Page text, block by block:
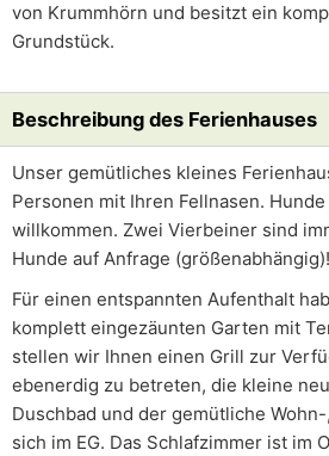
von Krummhörn und besitzt ein
Grundstück.
Beschreibung des Ferienhauses
Unser gemütliches kleines
Personen mit Ihren Fellnasen.
willkommen. Zwei Vierbeiner sind
Hunde auf Anfrage (größenabhängig)!
Für einen entspannten Aufenthalt
komplett eingezäunten Garten mit
stellen wir Ihnen einen Grill zur
ebenerdig zu betreten, die kleine
Duschbad und der gemütliche
sich im EG. Das Schlafzimmer ist im